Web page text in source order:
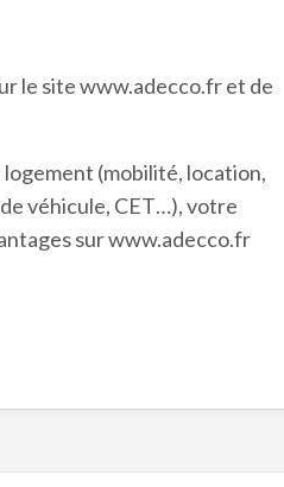
le site www.adecco.fr et de
logement (mobilité, location,
véhicule, CET…), votre
sur www.adecco.fr